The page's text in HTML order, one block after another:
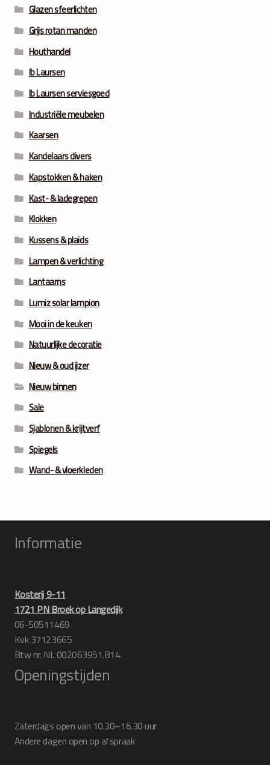
Glazen sfeerlichten
Grijs rotan manden
Houthandel
Ib Laursen
Ib Laursen serviesgoed
Industriële meubelen
Kaarsen
Kandelaars divers
Kapstokken & haken
Kast- & ladegrepen
Klokken
Kussens & plaids
Lampen & verlichting
Lantaarns
Lumiz solar lampion
Mooi in de keuken
Natuurlijke decoratie
Nieuw & oud ijzer
Nieuw binnen
Sale
Sjablonen & krijtverf
Spiegels
Wand- & vloerkleden
Informatie
Kosterij 9-11
1721 PN Broek op Langedijk
06-50511469
Kvk 37123665
Btw nr. NL 002063951.B14
Openingstijden
Zaterdags open van 10.30–16.30 uur
Andere dagen open op afspraak